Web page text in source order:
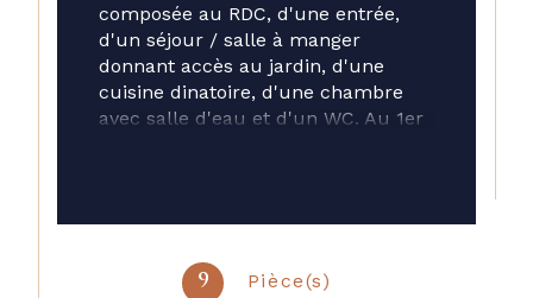
9 Pièce(s)
composée au RDC, d'une entrée,
d'un séjour / salle à manger
donnant accès au jardin, d'une
cuisine dinatoire, d'une chambre
avec salle d'eau et d'un WC. Au 1er
étage, d'une chambre et d'une
de jeux).